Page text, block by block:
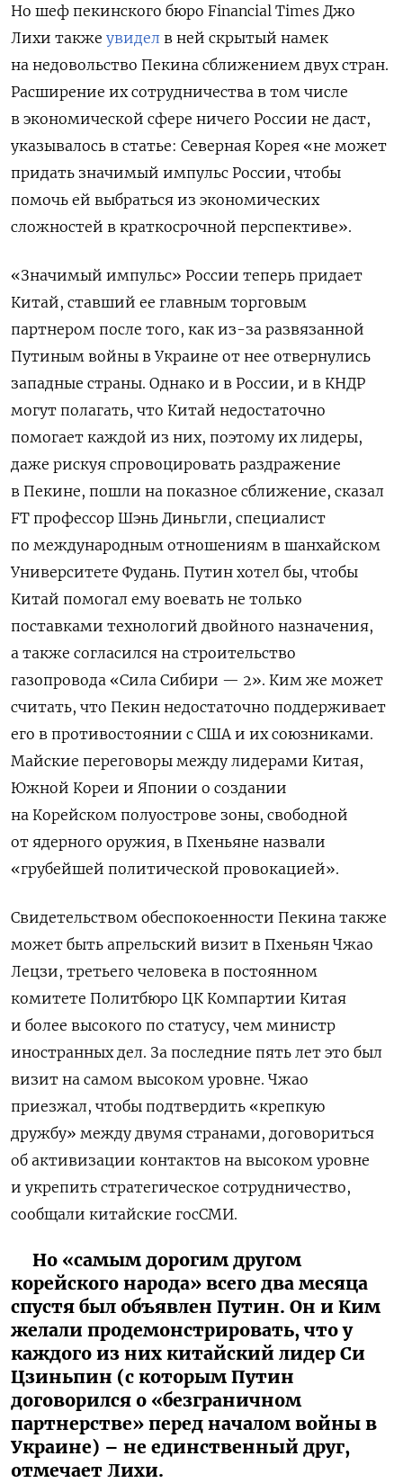
Но шеф пекинского бюро Financial Times Джо
Лихи также увидел в ней скрытый намек
на недовольство Пекина сближением двух стран.
Расширение их сотрудничества в том числе
в экономической сфере ничего России не даст,
указывалось в статье: Северная Корея «не может
придать значимый импульс России, чтобы
помочь ей выбраться из экономических
сложностей в краткосрочной перспективе».
«Значимый импульс» России теперь придает
Китай, ставший ее главным торговым
партнером после того, как из-за развязанной
Путиным войны в Украине от нее отвернулись
западные страны. Однако и в России, и в КНДР
могут полагать, что Китай недостаточно
помогает каждой из них, поэтому их лидеры,
даже рискуя спровоцировать раздражение
в Пекине, пошли на показное сближение, сказал
FT профессор Шэнь Диньгли, специалист
по международным отношениям в шанхайском
Университете Фудань. Путин хотел бы, чтобы
Китай помогал ему воевать не только
поставками технологий двойного назначения,
а также согласился на строительство
газопровода «Сила Сибири — 2». Ким же может
считать, что Пекин недостаточно поддерживает
его в противостоянии с США и их союзниками.
Майские переговоры между лидерами Китая,
Южной Кореи и Японии о создании
на Корейском полуострове зоны, свободной
от ядерного оружия, в Пхеньяне назвали
«грубейшей политической провокацией».
Свидетельством обеспокоенности Пекина также
может быть апрельский визит в Пхеньян Чжао
Лецзи, третьего человека в постоянном
комитете Политбюро ЦК Компартии Китая
и более высокого по статусу, чем министр
иностранных дел. За последние пять лет это был
визит на самом высоком уровне. Чжао
приезжал, чтобы подтвердить «крепкую
дружбу» между двумя странами, договориться
об активизации контактов на высоком уровне
и укрепить стратегическое сотрудничество,
сообщали китайские госСМИ.
Но «самым дорогим другом
корейского народа» всего два месяца
спустя был объявлен Путин. Он и Ким
желали продемонстрировать, что у
каждого из них китайский лидер Си
Цзиньпин (с которым Путин
договорился о «безграничном
партнерстве» перед началом войны в
Украине) – не единственный друг,
отмечает Лихи.